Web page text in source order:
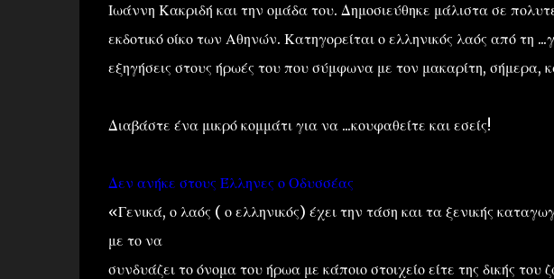
Ιωάννη Κακριδή και την ομάδα του. Δημοσιεύθηκε μάλιστα σε
εκδοτικό οίκο των Αθηνών. Κατηγορείται ο ελληνικός λαός από τη
εξηγήσεις στους ήρωές του που σύμφωνα με τον μακαρίτη, σήμερα,
Διαβάστε ένα μικρό κομμάτι για να ...κουφαθείτε και εσείς!
Δεν ανήκε στους Έλληνες ο Οδυσσέας
«Γενικά, ο λαός ( ο ελληνικός) έχει την τάση και τα ξενικής
με το να
συνδυάζει το όνομα του ήρωα με κάποιο στοιχείο είτε της δικής του